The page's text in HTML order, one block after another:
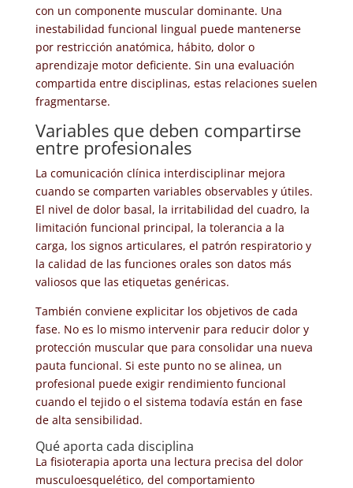
con un componente muscular dominante. Una
inestabilidad funcional lingual puede mantenerse
por restricción anatómica, hábito, dolor o
aprendizaje motor deficiente. Sin una evaluación
compartida entre disciplinas, estas relaciones suelen
fragmentarse.
Variables que deben compartirse
entre profesionales
La comunicación clínica interdisciplinar mejora
cuando se comparten variables observables y útiles.
El nivel de dolor basal, la irritabilidad del cuadro, la
limitación funcional principal, la tolerancia a la
carga, los signos articulares, el patrón respiratorio y
la calidad de las funciones orales son datos más
valiosos que las etiquetas genéricas.
También conviene explicitar los objetivos de cada
fase. No es lo mismo intervenir para reducir dolor y
protección muscular que para consolidar una nueva
pauta funcional. Si este punto no se alinea, un
profesional puede exigir rendimiento funcional
cuando el tejido o el sistema todavía están en fase
de alta sensibilidad.
Qué aporta cada disciplina
La fisioterapia aporta una lectura precisa del dolor
musculoesquelético, del comportamiento